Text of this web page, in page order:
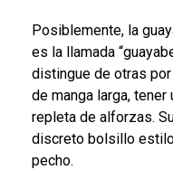
Posiblemente, la
es la llamada
distingue de otras
de manga larga,
repleta de alforzas.
discreto bolsillo
pecho.